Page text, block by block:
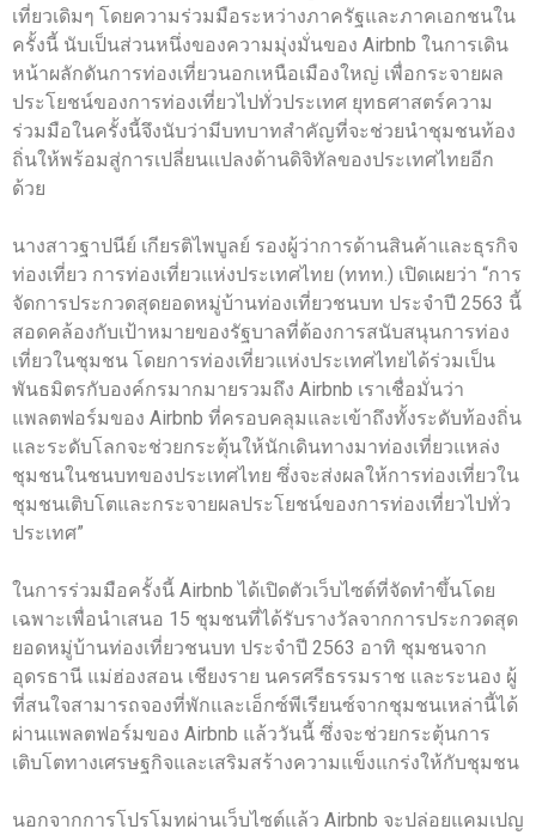
เที่ยวเดิมๆ โดยความร่วมมือระหว่างภาครัฐและภาคเอกชนใน
ครั้งนี้ นับเป็นส่วนหนึ่งของความมุ่งมั่นของ Airbnb ในการเดิน
หน้าผลักดันการท่องเที่ยวนอกเหนือเมืองใหญ่ เพื่อกระจายผล
ประโยชน์ของการท่องเที่ยวไปทั่วประเทศ ยุทธศาสตร์ความ
ร่วมมือในครั้งนี้จึงนับว่ามีบทบาทสำคัญที่จะช่วยนำชุมชนท้อง
ถิ่นให้พร้อมสู่การเปลี่ยนแปลงด้านดิจิทัลของประเทศไทยอีก
ด้วย
นางสาวฐาปนีย์ เกียรติไพบูลย์ รองผู้ว่าการด้านสินค้าและธุรกิจ
ท่องเที่ยว การท่องเที่ยวแห่งประเทศไทย (ททท.) เปิดเผยว่า “การ
จัดการประกวดสุดยอดหมู่บ้านท่องเที่ยวชนบท ประจำปี 2563 นี้
สอดคล้องกับเป้าหมายของรัฐบาลที่ต้องการสนับสนุนการท่อง
เที่ยวในชุมชน โดยการท่องเที่ยวแห่งประเทศไทยได้ร่วมเป็น
พันธมิตรกับองค์กรมากมายรวมถึง Airbnb เราเชื่อมั่นว่า
แพลตฟอร์มของ Airbnb ที่ครอบคลุมและเข้าถึงทั้งระดับท้องถิ่น
และระดับโลกจะช่วยกระตุ้นให้นักเดินทางมาท่องเที่ยวแหล่ง
ชุมชนในชนบทของประเทศไทย ซึ่งจะส่งผลให้การท่องเที่ยวใน
ชุมชนเติบโตและกระจายผลประโยชน์ของการท่องเที่ยวไปทั่ว
ประเทศ”
ในการร่วมมือครั้งนี้ Airbnb ได้เปิดตัวเว็บไซต์ที่จัดทำขึ้นโดย
เฉพาะเพื่อนำเสนอ 15 ชุมชนที่ได้รับรางวัลจากการประกวดสุด
ยอดหมู่บ้านท่องเที่ยวชนบท ประจำปี 2563 อาทิ ชุมชนจาก
อุดรธานี แม่ฮ่องสอน เชียงราย นครศรีธรรมราช และระนอง ผู้
ที่สนใจสามารถจองที่พักและเอ็กซ์พีเรียนซ์จากชุมชนเหล่านี้ได้
ผ่านแพลตฟอร์มของ Airbnb แล้ววันนี้ ซึ่งจะช่วยกระตุ้นการ
เติบโตทางเศรษฐกิจและเสริมสร้างความแข็งแกร่งให้กับชุมชน
นอกจากการโปรโมทผ่านเว็บไซต์แล้ว Airbnb จะปล่อยแคมเปญ